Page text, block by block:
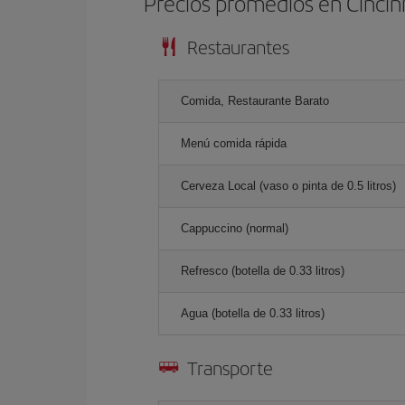
Restaurantes
Comida, Restaurante Barato
Menú comida rápida
Cerveza Local (vaso o pinta de 0.5 litros)
Cappuccino (normal)
Refresco (botella de 0.33 litros)
Agua (botella de 0.33 litros)
Transporte